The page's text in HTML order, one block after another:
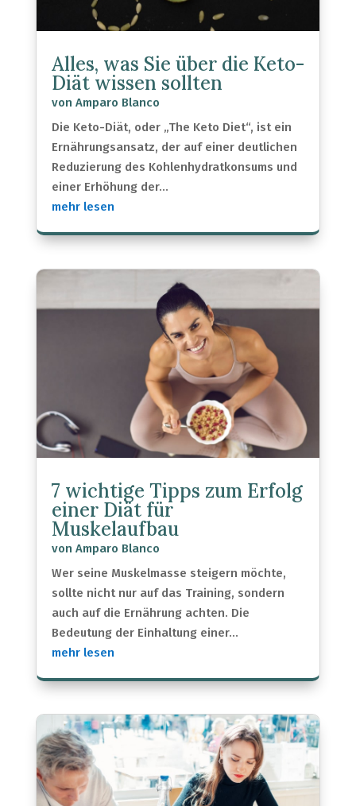
Alles, was Sie über die Keto-
Diät wissen sollten
von Amparo Blanco
Die Keto-Diät, oder „The Keto Diet“, ist ein
Ernährungsansatz, der auf einer deutlichen
Reduzierung des Kohlenhydratkonsums und
einer Erhöhung der...
mehr lesen
7 wichtige Tipps zum Erfolg
einer Diät für
Muskelaufbau
von Amparo Blanco
Wer seine Muskelmasse steigern möchte,
sollte nicht nur auf das Training, sondern
auch auf die Ernährung achten. Die
Bedeutung der Einhaltung einer...
mehr lesen